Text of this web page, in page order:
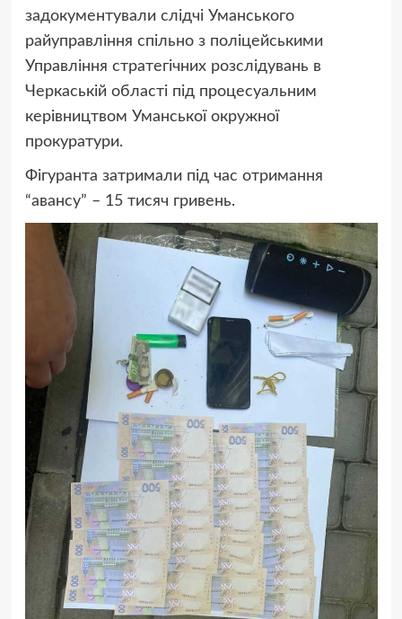
задокументували слідчі Уманського
райуправління спільно з поліцейськими
Управління стратегічних розслідувань в
Черкаській області під процесуальним
керівництвом Уманської окружної
прокуратури.
Фігуранта затримали під час отримання
“авансу” – 15 тисяч гривень.